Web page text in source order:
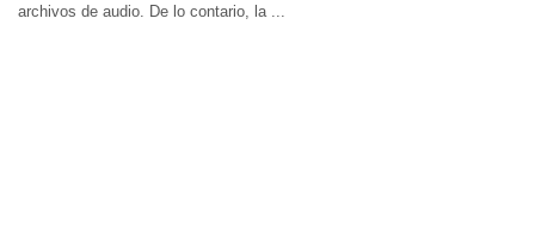
archivos de audio. De lo contario, la ...